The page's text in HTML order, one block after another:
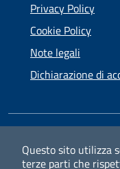
Questo sito utilizza
terze parti che
Privacy Policy
Cookie Policy
Note legali
Dichiarazione di
FacebookInstagram